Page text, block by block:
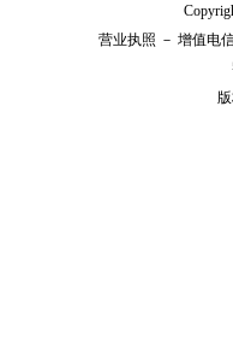
营业执照 － 增值电